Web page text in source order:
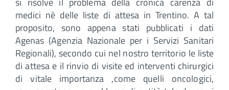
medici nè delle liste di attesa in Trentino. A tal
proposito, sono appena stati pubblicati i dati
Agenas (Agenzia Nazionale per i Servizi Sanitari
Regionali), secondo cui nel nostro territorio le liste
di attesa e il rinvio di visite ed interventi chirurgici
di vitale importanza ,come quelli oncologici,